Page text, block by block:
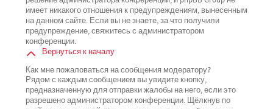
имеет никакого отношения к предупреждениям, вынесенным
на данном сайте. Если вы не знаете, за что получили
предупреждение, свяжитесь с администратором
конференции.
Вернуться к началу
Как мне пожаловаться на сообщения модератору?
Рядом с каждым сообщением вы увидите кнопку,
предназначенную для отправки жалобы на него, если это
разрешено администратором конференции. Щёлкнув по